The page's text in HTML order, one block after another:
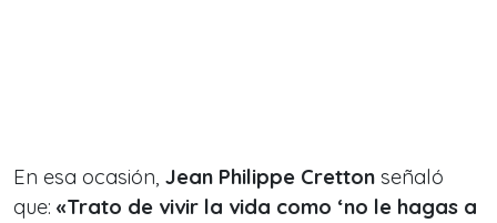
En esa ocasión, Jean Philippe Cretton señaló
que: «Trato de vivir la vida como ‘no le hagas a